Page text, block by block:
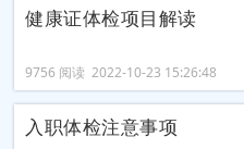
健康证体检项目解读
9756 阅读 2022-10-23 15:26:48
入职体检注意事项